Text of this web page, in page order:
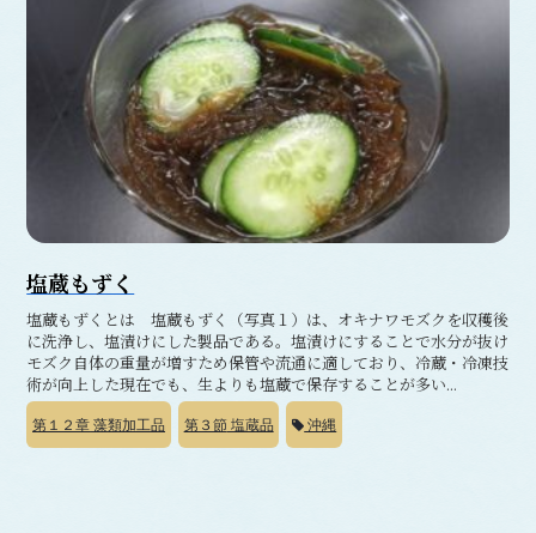
塩蔵もずく
塩蔵もずくとは 塩蔵もずく（写真１）は、オキナワモズクを収穫後
に洗浄し、塩漬けにした製品である。塩漬けにすることで水分が抜け
モズク自体の重量が増すため保管や流通に適しており、冷蔵・冷凍技
術が向上した現在でも、生よりも塩蔵で保存することが多い...
第１２章 藻類加工品 第３節塩蔵品 沖縄